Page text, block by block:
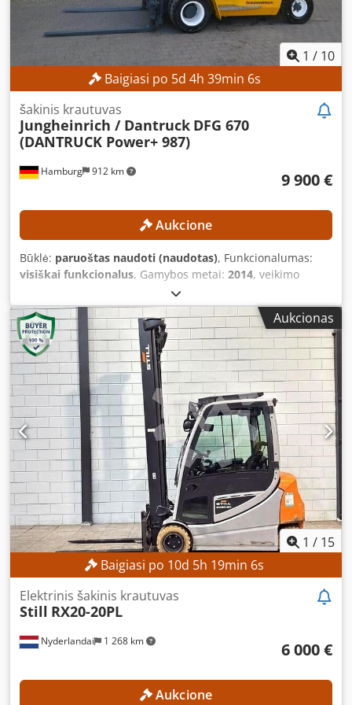
1 / 10
Baigiasi po 5d 4h 39min 4s
Hamburg 912 km
šakinis krautuvas
Jungheinrich / Dantruck DFG 670
(DANTRUCK Power+ 987)
9 900 €
Aukcione
Būklė: paruoštas naudoti (naudotas), Funkcionalumas:
visiškai funkcionalus, Gamybos metai: 2014, veikimo
, keliamoji galia:
aukštis:4 010 mm, statybinis aukštis:2 910 mm, šakių
laikiklio plotis:2 000 mm, šakių ilgis:1 800 mm
TECHNINĖS CHARAKTERISTIKOS Kelties pajėgumas: 6 590
kg Dodpfjzrgh Aex Abljkr Naudingosios apkrovos centras:
600 mm Kėlimo aukštis: 4 010 mm Bendras aukštis: 2 910
mm Šakių ilgis: 1 800 mm Šakių plotis: 150 mm Šakių
storis: 70 mm Šakių laikiklio plotis: 2 000 mm MAŠINOS
CHARAKTERISTIKOS Variklio tipas: Dyzelinis Stiebo tipas:
Standartinis Matmenys ir svoris Matmenys (ilgis x plotis x
aukštis): 3 550 x 2 000 x 2 910 mm Svoris: 12 270 kg
Priekinės padangos: „Superelastik“, 8,25-15 Galinės
padangos: „Superelastik“, 8,25-15 Eksploatavimo valandos:
16 584 val.
Aukcionas
1 / 15
Baigiasi po 10d 5h 19min 4s
Nyderlandai 1 268 km
Elektrinis šakinis krautuvas
Still RX20-20PL
6 000 €
Aukcione